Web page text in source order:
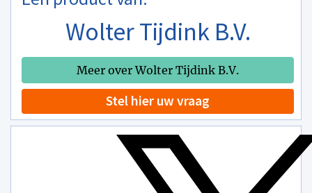
Wolter Tijdink B.V.
Meer over Wolter Tijdink B.V.
Stel hier uw vraag